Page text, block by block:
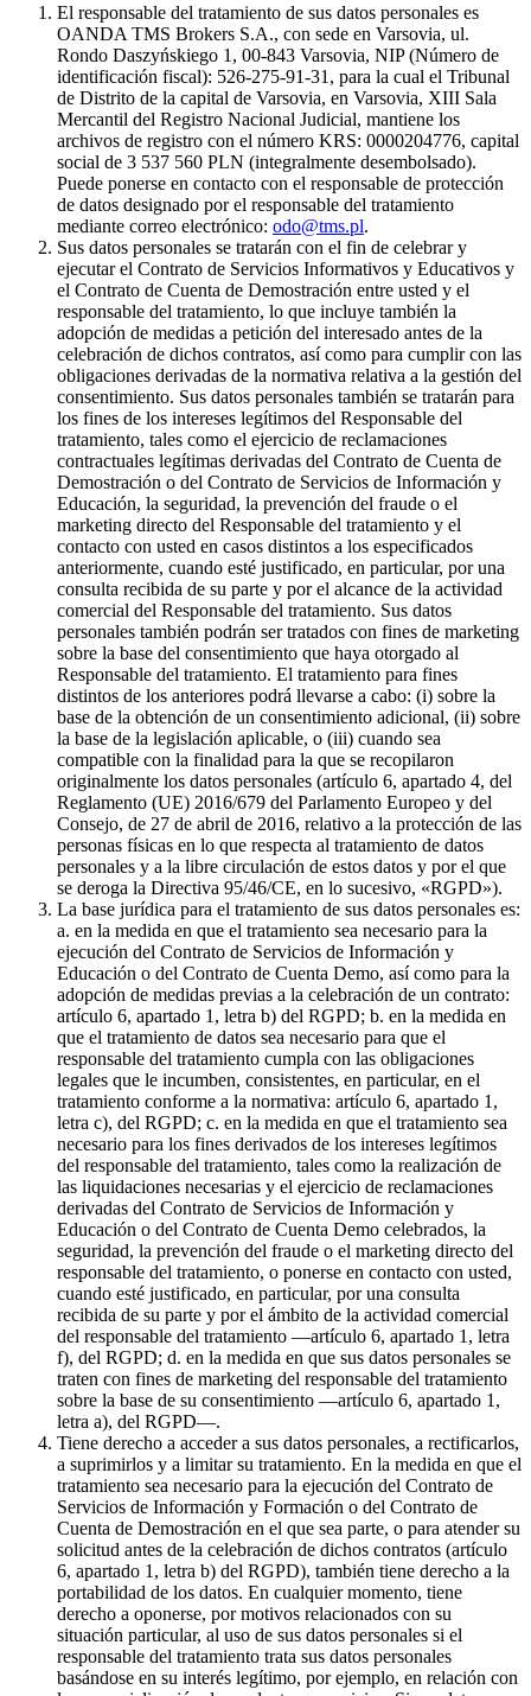
El responsable del tratamiento de sus datos personales es
OANDA TMS Brokers S.A., con sede en Varsovia, ul.
Rondo Daszyńskiego 1, 00-843 Varsovia, NIP (Número de
identificación fiscal): 526-275-91-31, para la cual el Tribunal
de Distrito de la capital de Varsovia, en Varsovia, XIII Sala
Mercantil del Registro Nacional Judicial, mantiene los
archivos de registro con el número KRS: 0000204776, capital
social de 3 537 560 PLN (integralmente desembolsado).
Puede ponerse en contacto con el responsable de protección
de datos designado por el responsable del tratamiento
mediante correo electrónico: odo@tms.pl.
Sus datos personales se tratarán con el fin de celebrar y
ejecutar el Contrato de Servicios Informativos y Educativos y
el Contrato de Cuenta de Demostración entre usted y el
responsable del tratamiento, lo que incluye también la
adopción de medidas a petición del interesado antes de la
celebración de dichos contratos, así como para cumplir con las
obligaciones derivadas de la normativa relativa a la gestión del
consentimiento. Sus datos personales también se tratarán para
los fines de los intereses legítimos del Responsable del
tratamiento, tales como el ejercicio de reclamaciones
contractuales legítimas derivadas del Contrato de Cuenta de
Demostración o del Contrato de Servicios de Información y
Educación, la seguridad, la prevención del fraude o el
marketing directo del Responsable del tratamiento y el
contacto con usted en casos distintos a los especificados
anteriormente, cuando esté justificado, en particular, por una
consulta recibida de su parte y por el alcance de la actividad
comercial del Responsable del tratamiento. Sus datos
personales también podrán ser tratados con fines de marketing
sobre la base del consentimiento que haya otorgado al
Responsable del tratamiento. El tratamiento para fines
distintos de los anteriores podrá llevarse a cabo: (i) sobre la
base de la obtención de un consentimiento adicional, (ii) sobre
la base de la legislación aplicable, o (iii) cuando sea
compatible con la finalidad para la que se recopilaron
originalmente los datos personales (artículo 6, apartado 4, del
Reglamento (UE) 2016/679 del Parlamento Europeo y del
Consejo, de 27 de abril de 2016, relativo a la protección de las
personas físicas en lo que respecta al tratamiento de datos
personales y a la libre circulación de estos datos y por el que
se deroga la Directiva 95/46/CE, en lo sucesivo, «RGPD»).
La base jurídica para el tratamiento de sus datos personales es:
a. en la medida en que el tratamiento sea necesario para la
ejecución del Contrato de Servicios de Información y
Educación o del Contrato de Cuenta Demo, así como para la
adopción de medidas previas a la celebración de un contrato:
artículo 6, apartado 1, letra b) del RGPD; b. en la medida en
que el tratamiento de datos sea necesario para que el
responsable del tratamiento cumpla con las obligaciones
legales que le incumben, consistentes, en particular, en el
tratamiento conforme a la normativa: artículo 6, apartado 1,
letra c), del RGPD; c. en la medida en que el tratamiento sea
necesario para los fines derivados de los intereses legítimos
del responsable del tratamiento, tales como la realización de
las liquidaciones necesarias y el ejercicio de reclamaciones
derivadas del Contrato de Servicios de Información y
Educación o del Contrato de Cuenta Demo celebrados, la
seguridad, la prevención del fraude o el marketing directo del
responsable del tratamiento, o ponerse en contacto con usted,
cuando esté justificado, en particular, por una consulta
recibida de su parte y por el ámbito de la actividad comercial
del responsable del tratamiento —artículo 6, apartado 1, letra
f), del RGPD; d. en la medida en que sus datos personales se
traten con fines de marketing del responsable del tratamiento
sobre la base de su consentimiento —artículo 6, apartado 1,
letra a), del RGPD—.
Tiene derecho a acceder a sus datos personales, a rectificarlos,
a suprimirlos y a limitar su tratamiento. En la medida en que el
tratamiento sea necesario para la ejecución del Contrato de
Servicios de Información y Formación o del Contrato de
Cuenta de Demostración en el que sea parte, o para atender su
solicitud antes de la celebración de dichos contratos (artículo
6, apartado 1, letra b) del RGPD), también tiene derecho a la
portabilidad de los datos. En cualquier momento, tiene
derecho a oponerse, por motivos relacionados con su
situación particular, al uso de sus datos personales si el
responsable del tratamiento trata sus datos personales
basándose en su interés legítimo, por ejemplo, en relación con